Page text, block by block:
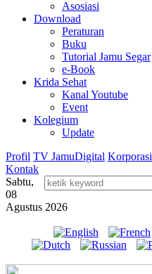
Asosiasi
Download
Peraturan
Buku
Tutorial Jamu Segar
e-Book
Krida Sehat
Kanal Youtube
Event
Kolegium
Update
Profil TV JamuDigital Korporasi
Kontak
Sabtu,
08
Agustus 2026